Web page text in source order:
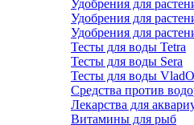
Удобрения для
Удобрения для
Удобрения для
Тесты для воды Tetra
Тесты для воды Sera
Тесты для воды
Средства против
Лекарства для
Витамины для рыб